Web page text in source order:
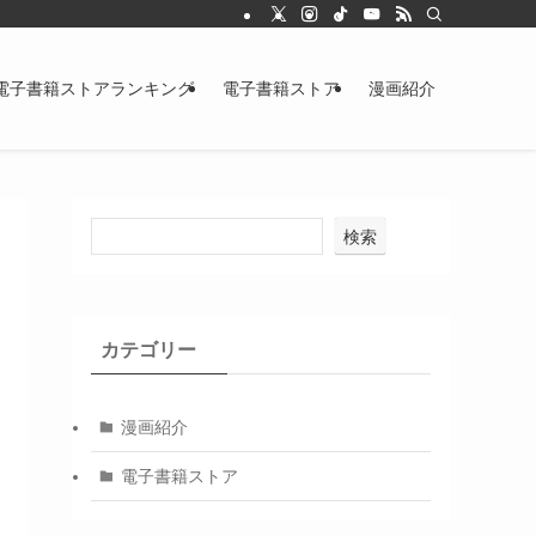
子書籍ストアランキング 電子書籍ストア 漫画紹介
検索
カテゴリー
漫画紹介
電子書籍ストア